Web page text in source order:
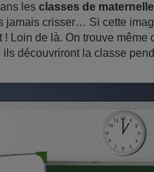
les classes de maternelle
crisser… Si cette
Loin de là. On trouve
découvriront la classe